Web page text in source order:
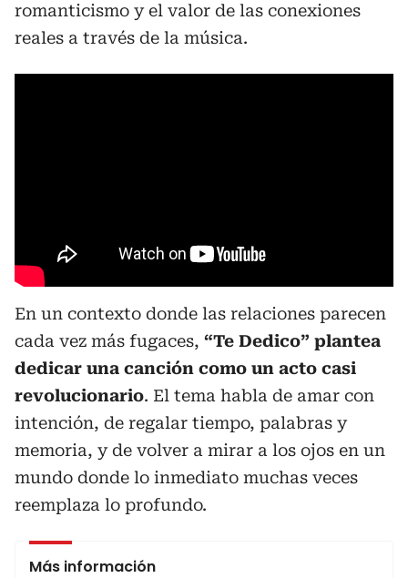
romanticismo y el valor de las conexiones
reales a través de la música.
En un contexto donde las relaciones parecen
cada vez más fugaces, “Te Dedico” plantea
dedicar una canción como un acto casi
revolucionario. El tema habla de amar con
intención, de regalar tiempo, palabras y
memoria, y de volver a mirar a los ojos en un
mundo donde lo inmediato muchas veces
reemplaza lo profundo.
Más información